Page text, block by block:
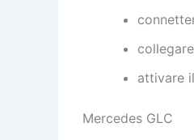
attivare
Mercedes GLC